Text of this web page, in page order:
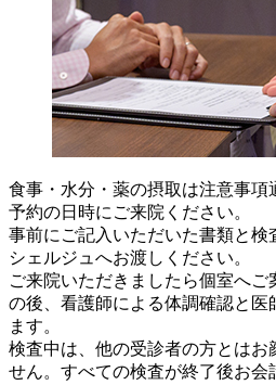
食事・水分・薬の摂取は注意事
予約の日時にご来院ください。
事前にご記入いただいた書類と検
シェルジュへお渡しください。
ご来院いただきましたら個室へご
の後、看護師による体調確認と医
ます。
検査中は、他の受診者の方とはお
せん。すべての検査が終了後お会